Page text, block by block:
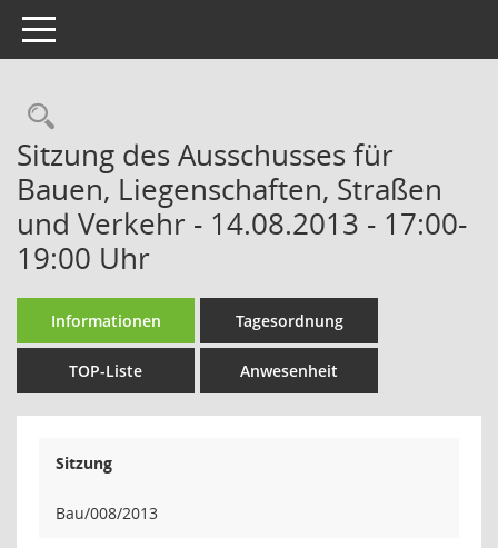
Toggle navigation
Rechercheauswahl
Sitzung des Ausschusses für
Bauen, Liegenschaften, Straßen
und Verkehr - 14.08.2013 - 17:00-
19:00 Uhr
Informationen Tagesordnung
TOP-Liste Anwesenheit
Sitzung
Bau/008/2013